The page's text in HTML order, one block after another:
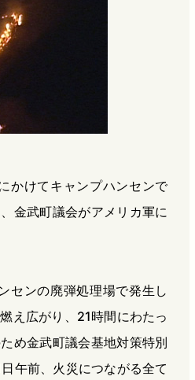
かけてキャンプハンセンで
金武町議会がアメリカ軍に
センの廃弾処理場で発生し
え広がり、21時間にわたっ
め金武町議会基地対策特別
午前、火災につながる全て